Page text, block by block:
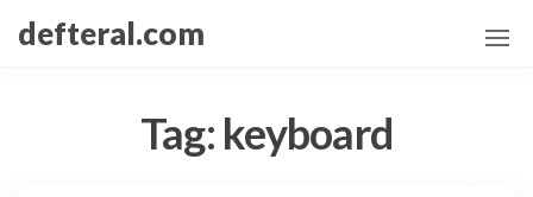
Skipdefteral.com
Tag: keyboard